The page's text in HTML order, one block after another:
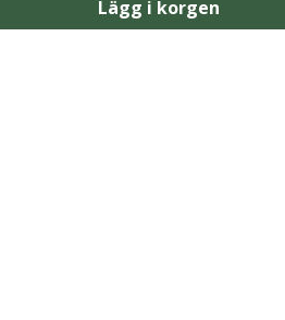
Lägg i korgen